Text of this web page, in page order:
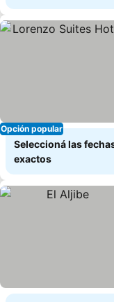
Opción popular
Seleccioná las
exactos